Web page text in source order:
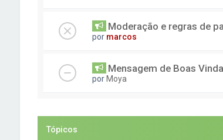
Moderação e regras de
por marcos
Mensagem de Boas
por Moya
Tópicos